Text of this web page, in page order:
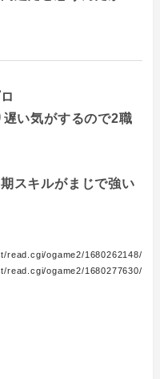
い気がするので2職
スキルがまじで強い
read.cgi/ogame2/1680262148/
read.cgi/ogame2/1680277630/